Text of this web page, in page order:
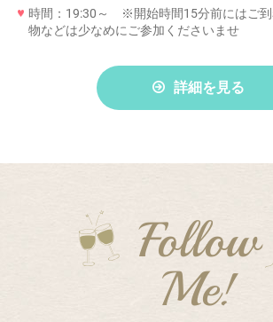
時間：19:30～ ※開始時間15分前にはご
物などは少なめにご参加くださいませ
詳細を見る
Follow
Me!